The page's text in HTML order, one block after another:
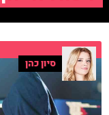
סיון כהן